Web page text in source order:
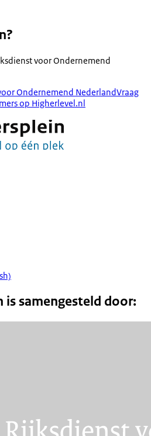
voor Ondernemend
Ondernemend NederlandVraag
op Higherlevel.nl
is samengesteld door: